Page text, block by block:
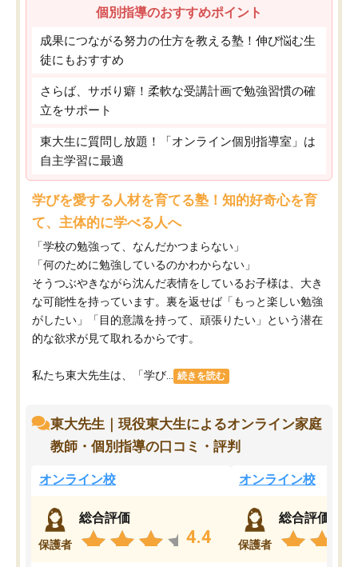
個別指導のおすすめポイント
成果につながる努力の仕方を教える塾！伸び悩む生
徒にもおすすめ
さらば、サボり癖！柔軟な受講計画で勉強習慣の確
立をサポート
東大生に質問し放題！「オンライン個別指導室」は
自主学習に最適
学びを愛する人材を育てる塾！知的好奇心を育
て、主体的に学べる人へ
「学校の勉強って、なんだかつまらない」
「何のために勉強しているのかわからない」
そうつぶやきながら沈んだ表情をしているお子様は、大き
な可能性を持っています。裏を返せば「もっと楽しい勉強
がしたい」「目的意識を持って、頑張りたい」という潜在
的な欲求が見て取れるからです。
私たち東大先生は、「学び... 続きを読む
東大先生｜現役東大生によるオンライン家庭
教師・個別指導の口コミ・評判
オンライン校
保護者
総合評価
4.4
オンライン校
保護者
総合評価